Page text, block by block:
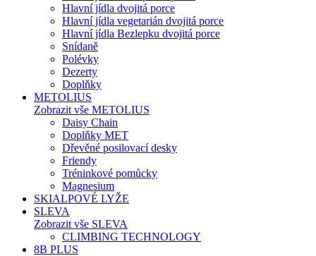
Hlavní jídla dvojitá porce
Hlavní jídla vegetarián dvojitá porce
Hlavní jídla Bezlepku dvojitá porce
Snídaně
Polévky
Dezerty
Doplňky
METOLIUS
Zobrazit vše METOLIUS
Daisy Chain
Doplňky MET
Dřevěné posilovací desky
Friendy
Tréninkové pomůcky
Magnesium
SKIALPOVÉ LYŽE
SLEVA
Zobrazit vše SLEVA
CLIMBING TECHNOLOGY
8B PLUS